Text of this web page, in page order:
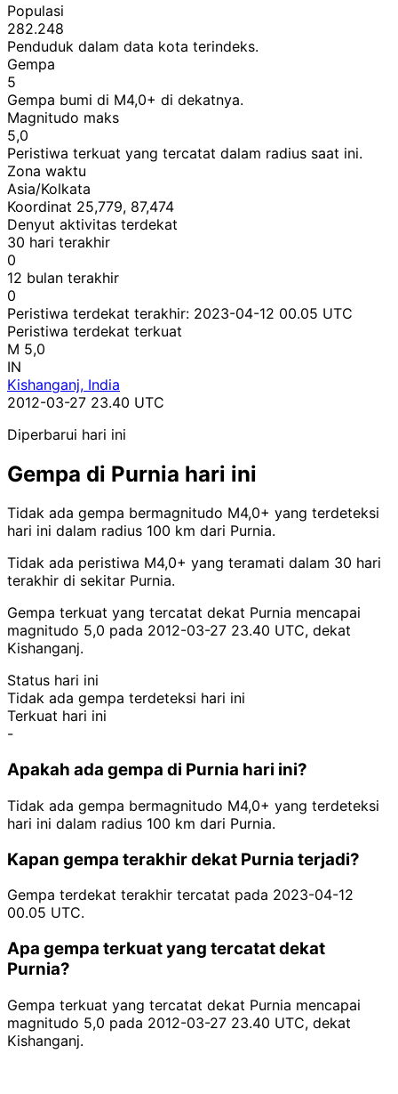
Populasi
282.248
Penduduk dalam data kota terindeks.
Gempa
5
Gempa bumi di M4,0+ di dekatnya.
Magnitudo maks
5,0
Peristiwa terkuat yang tercatat dalam radius saat ini.
Zona waktu
Asia/Kolkata
Koordinat 25,779, 87,474
Denyut aktivitas terdekat
30 hari terakhir
0
12 bulan terakhir
0
Peristiwa terdekat terakhir: 2023-04-12 00.05 UTC
Peristiwa terdekat terkuat
M 5,0
IN
Kishanganj, India
2012-03-27 23.40 UTC
Diperbarui hari ini
Gempa di Purnia hari ini
Tidak ada gempa bermagnitudo M4,0+ yang terdeteksi
hari ini dalam radius 100 km dari Purnia.
Tidak ada peristiwa M4,0+ yang teramati dalam 30 hari
terakhir di sekitar Purnia.
Gempa terkuat yang tercatat dekat Purnia mencapai
magnitudo 5,0 pada 2012-03-27 23.40 UTC, dekat
Kishanganj.
Status hari ini
Tidak ada gempa terdeteksi hari ini
Terkuat hari ini
-
Apakah ada gempa di Purnia hari ini?
Tidak ada gempa bermagnitudo M4,0+ yang terdeteksi
hari ini dalam radius 100 km dari Purnia.
Kapan gempa terakhir dekat Purnia terjadi?
Gempa terdekat terakhir tercatat pada 2023-04-12
00.05 UTC.
Apa gempa terkuat yang tercatat dekat
Purnia?
Gempa terkuat yang tercatat dekat Purnia mencapai
magnitudo 5,0 pada 2012-03-27 23.40 UTC, dekat
Kishanganj.